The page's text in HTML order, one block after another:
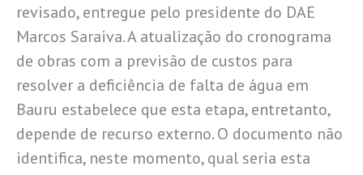
revisado, entregue pelo presidente do DAE
Marcos Saraiva. A atualização do cronograma
de obras com a previsão de custos para
resolver a deficiência de falta de água em
Bauru estabelece que esta etapa, entretanto,
depende de recurso externo. O documento não
identifica, neste momento, qual seria esta